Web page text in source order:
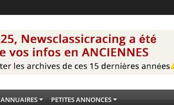
ANNUAIRES PETITES ANNONCES